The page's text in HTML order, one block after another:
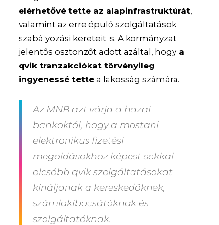
elérhetővé tette az alapinfrastruktúrát,
valamint az erre épülő szolgáltatások
szabályozási kereteit is. A kormányzat
jelentős ösztönzőt adott azáltal, hogy a
qvik tranzakciókat törvényileg
ingyenessé tette a lakosság számára.
Az MNB azt várja a hazai
bankoktól, hogy a mostani
elektronikus fizetési
megoldásokhoz képest sokkal
olcsóbb qvik szolgáltatásokat
kínáljanak a kereskedőknek,
számlakibocsátóknak és
szolgáltatóknak.